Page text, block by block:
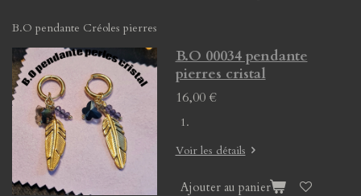
B.O pendante Créoles pierres
B.O 00034 pendante
pierres cristal
16,00 €
Voir les détails
Ajouter au panier